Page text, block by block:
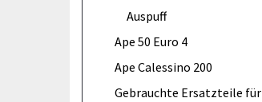
Auspuff
Ape 50 Euro 4
Ape Calessino 200
Gebrauchte Ersatzteile für